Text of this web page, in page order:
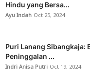
Hindu yang Bersa...
Ayu Indah Oct 25, 2024
Puri Lanang Sibangkaja:
Peninggalan ...
Indri Anisa Putri Oct 19, 2024